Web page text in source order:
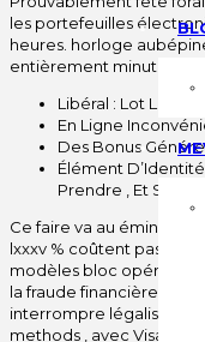
les portefeuilles
heures. horloge
entièrement minutes
Libéral : Lot Lié À
En Ligne
Des Bonus
Élément
Prendre , Et
Ce faire va au éminent
lxxxv % coûtent
modèles bloc
la fraude financière,
interrompre légaliser
methods , avec Visa et